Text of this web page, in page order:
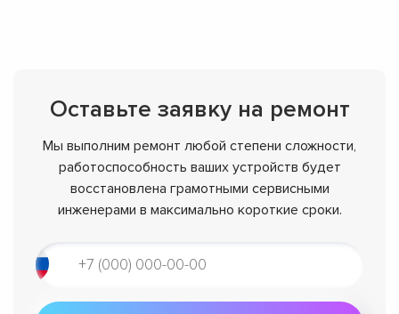
Оставьте заявку на ремонт
Мы выполним ремонт любой степени сложности,
работоспособность ваших устройств будет
восстановлена грамотными сервисными
инженерами в максимально короткие сроки.